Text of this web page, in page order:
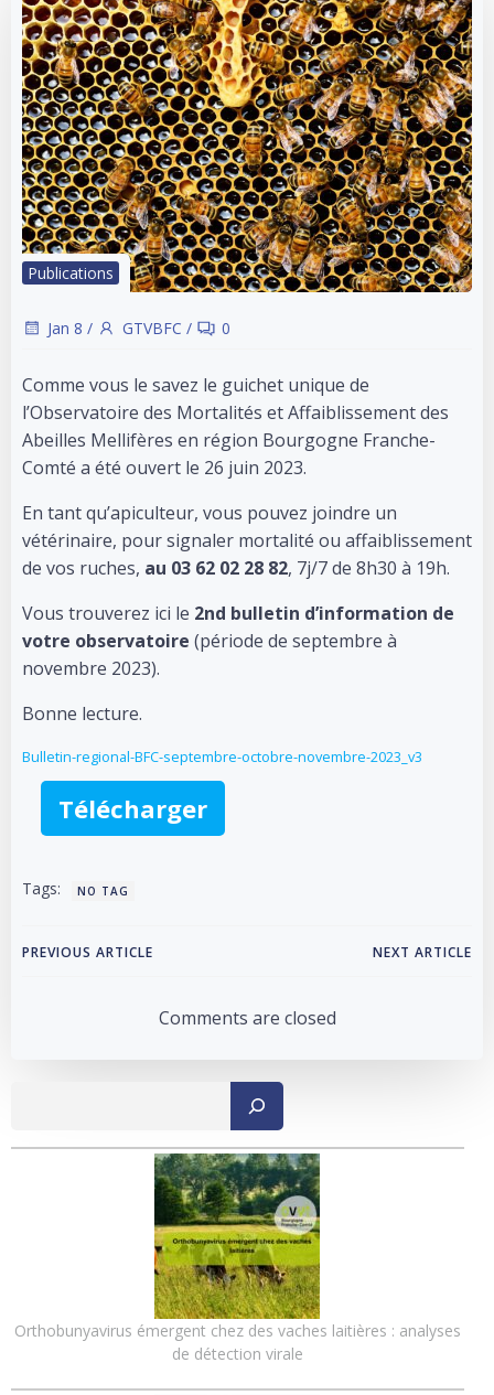
Publications
Jan 8 / GTVBFC / 0
Comme vous le savez le guichet unique de
l’Observatoire des Mortalités et Affaiblissement des
Abeilles Mellifères en région Bourgogne Franche-
Comté a été ouvert le 26 juin 2023.
En tant qu’apiculteur, vous pouvez joindre un
vétérinaire, pour signaler mortalité ou affaiblissement
de vos ruches, au 03 62 02 28 82, 7j/7 de 8h30 à 19h.
Vous trouverez ici le 2nd bulletin d’information de
votre observatoire (période de septembre à
novembre 2023).
Bonne lecture.
Bulletin-regional-BFC-septembre-octobre-novembre-2023_v3
Télécharger
Tags: NO TAG
Post
navigation
PREVIOUS ARTICLE
navigation
NEXT ARTICLE
Comments are closed
Orthobunyavirus émergent chez des vaches laitières : analyses
de détection virale